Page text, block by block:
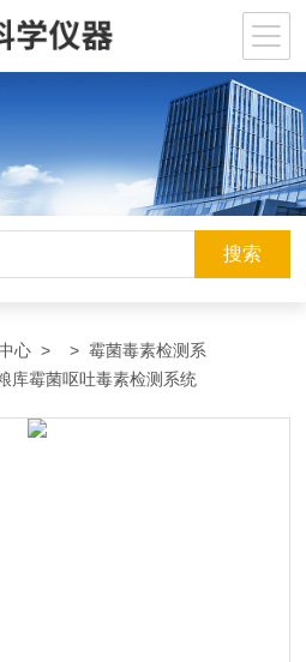
心 > >霉菌毒素检测系
库霉菌呕吐毒素检测系统